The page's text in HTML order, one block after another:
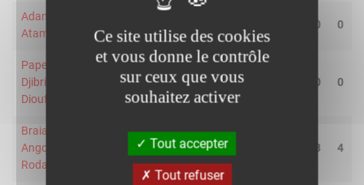
Adam
Atamna
0 0
Pape-
Djibril
Diouf
0/0 0/0 - 0/0 0 0
Braian
Angola-
Rodas
3/6 50.0 3 4
Ce site utilise des cookies
et vous donne le contrôle
sur ceux que vous
souhaitez activer
Tout accepter
Tout refuser